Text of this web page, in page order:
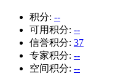
积分: --
可用积分: --
信誉积分: 37
专家积分: --
空间积分: --